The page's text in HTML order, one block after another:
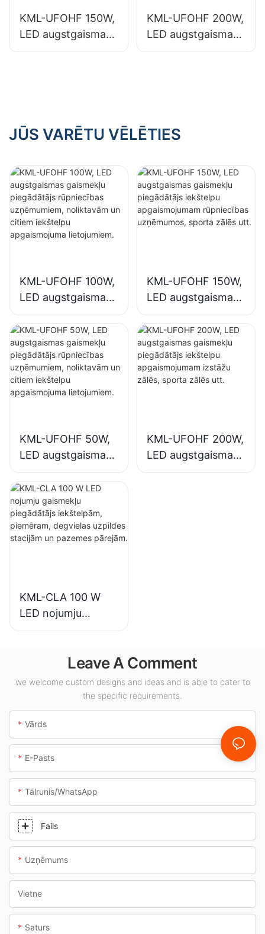
apgaismojuma
lietojumiem.
apgaismojuma
lietojumiem.
KML-UFOHF 150W,
LED augstgaismas
gaismekļu
uzņēmumos,
KML-UFOHF 200W,
LED augstgaismas
gaismekļu
sporta zālēs utt.
JŪS VARĒTU VĒLĒTIES
KML-UFOHF 100W,
LED augstgaismas
gaismekļu
piegādātājs
rūpniecības
uzņēmumiem,
noliktavām un
citiem iekštelpu
KML-UFOHF 150W,
LED augstgaismas
gaismekļu
piegādātājs
iekštelpu
apgaismojumam
rūpniecības
KML-UFOHF 50W,
LED augstgaismas
gaismekļu
piegādātājs
rūpniecības
uzņēmumiem,
noliktavām un
KML-UFOHF 200W,
LED augstgaismas
gaismekļu
KML-CLA 100 W
LED nojumju
gaismekļu
iekštelpām,
piemēram,
degvielas uzpildes
stacijām un
pazemes pārejām.
Leave A Comment
we welcome custom designs and ideas and is able to cater to
the specific requirements.
Vārds
E-Pasts
Tālrunis/WhatsApp
Fails
Uzņēmums
Vietne
Saturs